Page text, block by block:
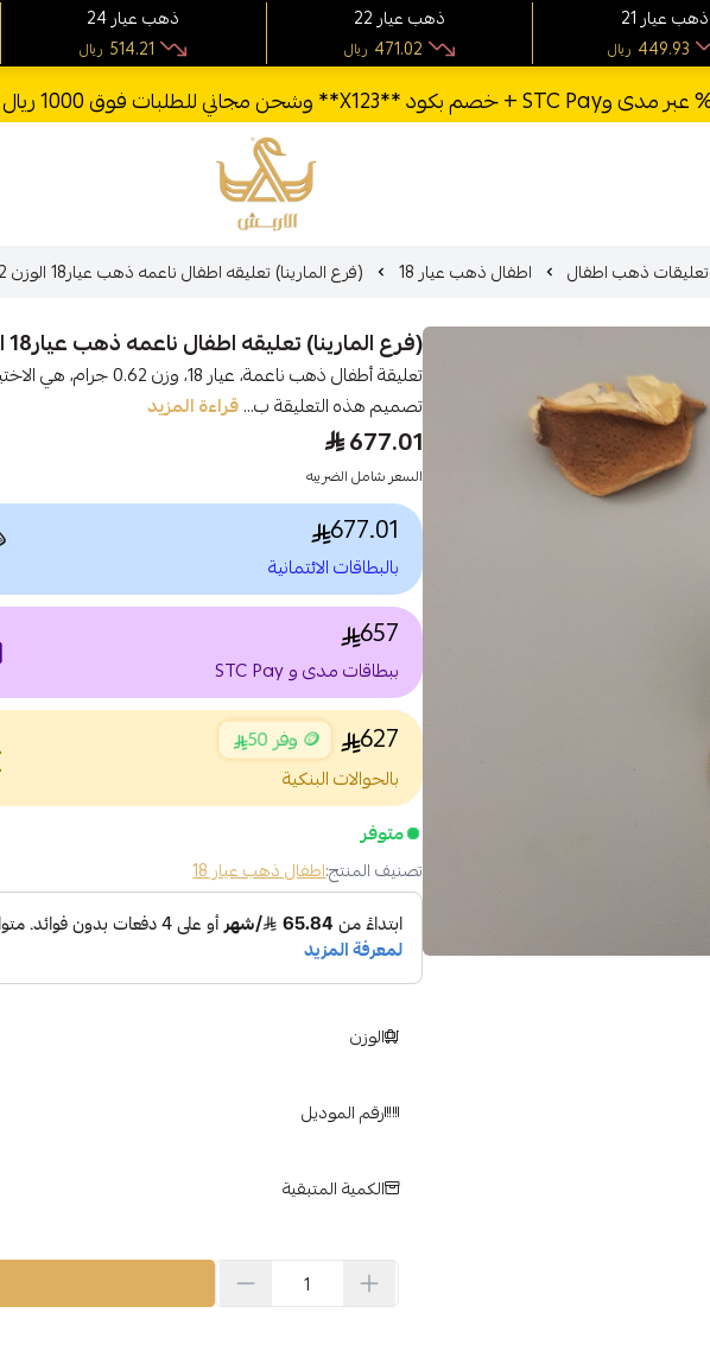
الأربش للذهب
تعليقات ذهب اطفال اطفال ذهب عيار 18 (فرع المارينا) تعليقه اطفال ناعمه ذهب عيار18 الوزن 00.62 جرام
(فرع المارينا) تعليقه اطفال ناعمه ذهب عيار18 الوزن 00.62 جرام
تعليقة أطفال ذهب ناعمة،
تصميم هذه التعليقة ب...قراءة المزيد
677.01
السعر شامل الضريبه
677.01
بالبطاقات الائتمانية
657
ببطاقات مدى و STC Pay
627 🪙 وفر 50
بالحوالات البنكية
متوفر
تصنيف المنتج:اطفال ذهب عيار 18
الوزن
رقم الموديل
الكمية المتبقية
24 ذهب عيار
ريال 514.21
22 ذهب عيار
ريال 471.02
21 ذهب عيار
ريال 449.93